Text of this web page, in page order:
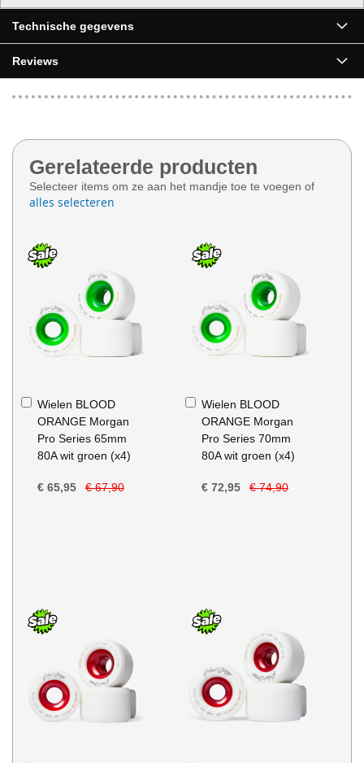
Technische gegevens
Reviews
Gerelateerde producten
Selecteer items om ze aan het mandje toe te voegen of
alles selecteren
Wielen BLOOD
ORANGE Morgan
Pro Series 65mm
80A wit groen (x4)
€ 65,95 € 67,90
In
Winkelwagen
Wielen BLOOD
ORANGE Morgan
Pro Series 70mm
80A wit groen (x4)
€ 72,95 € 74,90
In
Winkelwagen